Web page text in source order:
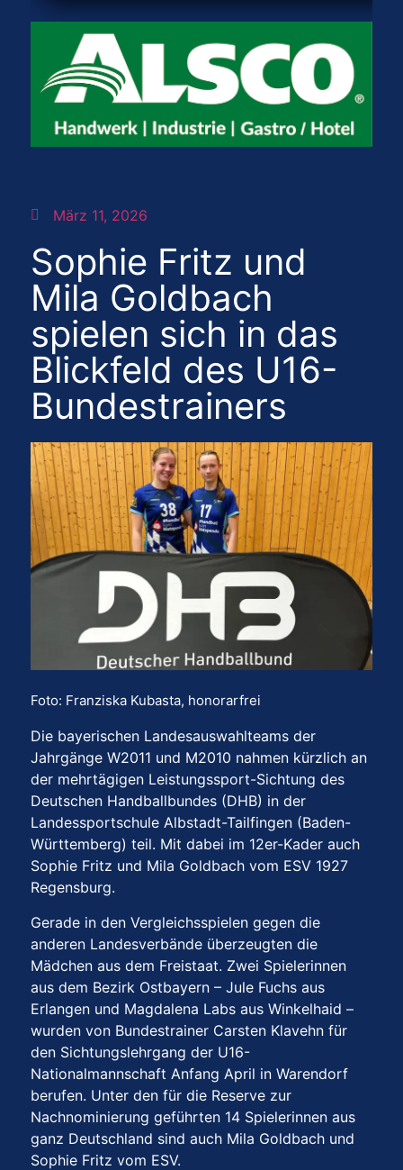
März 11, 2026
Sophie Fritz und
Mila Goldbach
spielen sich in das
Blickfeld des U16-
Bundestrainers
Foto: Franziska Kubasta, honorarfrei
Die bayerischen Landesauswahlteams der
Jahrgänge W2011 und M2010 nahmen kürzlich an
der mehrtägigen Leistungssport-Sichtung des
Deutschen Handballbundes (DHB) in der
Landessportschule Albstadt-Tailfingen (Baden-
Württemberg) teil. Mit dabei im 12er-Kader auch
Sophie Fritz und Mila Goldbach vom ESV 1927
Regensburg.
Gerade in den Vergleichsspielen gegen die
anderen Landesverbände überzeugten die
Mädchen aus dem Freistaat. Zwei Spielerinnen
aus dem Bezirk Ostbayern – Jule Fuchs aus
Erlangen und Magdalena Labs aus Winkelhaid –
wurden von Bundestrainer Carsten Klavehn für
den Sichtungslehrgang der U16-
Nationalmannschaft Anfang April in Warendorf
berufen. Unter den für die Reserve zur
Nachnominierung geführten 14 Spielerinnen aus
ganz Deutschland sind auch Mila Goldbach und
Sophie Fritz vom ESV.